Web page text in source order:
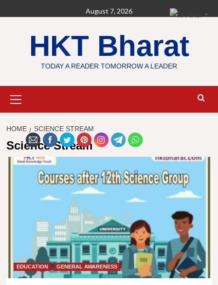
to
August 7, 2026
HKT Bharat
TODAY A READER TOMORROW A LEADER
Menu
HOME SCIENCE STREAM
Science Stream
EDUCATION GENERAL AWARENESS
▼